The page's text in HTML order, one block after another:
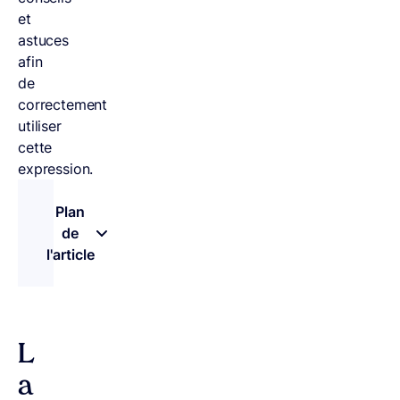
et
astuces
afin
de
correctement
utiliser
cette
expression.
Plan
de
l'article
L
a